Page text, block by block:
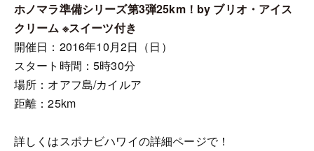
ホノマラ準備シリーズ第3弾25km！by ブリオ・アイス
クリーム ※スイーツ付き
開催日：2016年10月2日（日）
スタート時間：5時30分
場所：オアフ島/カイルア
距離：25km
詳しくはスポナビハワイの詳細ページで！